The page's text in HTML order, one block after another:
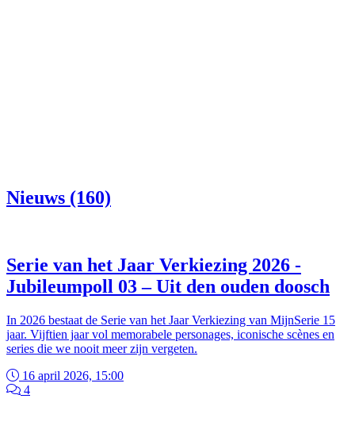
Nieuws (160)
Serie van het Jaar Verkiezing 2026 -
Jubileumpoll 03 – Uit den ouden doosch
In 2026 bestaat de Serie van het Jaar Verkiezing van MijnSerie 15
jaar. Vijftien jaar vol memorabele personages, iconische scènes en
series die we nooit meer zijn vergeten.
16 april 2026, 15:00
4